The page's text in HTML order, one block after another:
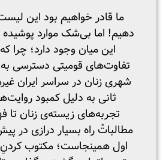
ما قادر خواهیم بود این لیست
دهیم! اما بی‌شک موارد پوشیده‌
این میان وجود دارد؛ چرا
تفاوت‌های قومیتی دسترسی
شهری زنان در سراسر ایران
ثانی به دلیل کمبود
تجربه‌های زیسته‌ی زنان تا
مطالباتْ راه بسیار درازی در
اول همینجاست؛ مکتوب